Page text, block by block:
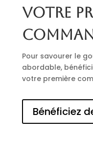
votre
Pour savourer le
abordable,
votre première
Bénéficiez